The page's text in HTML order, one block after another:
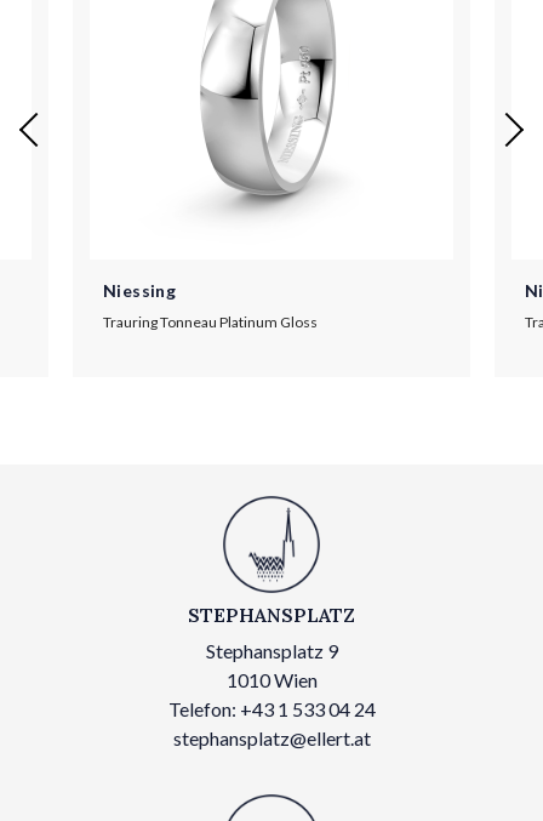
Niessing
Trauring Tonneau Platinum Gloss
STEPHANSPLATZ
Stephansplatz 9
1010 Wien
Telefon: +43 1 533 04 24
stephansplatz@ellert.at